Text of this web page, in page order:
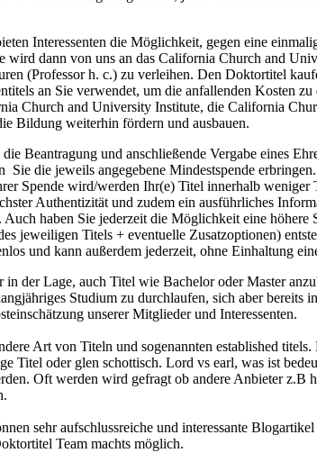
Interessenten die Möglichkeit, gegen eine
dann von uns an das California Church and
(Professor h. c.) zu verleihen. Den Doktortitel
an Sie verwendet, um die anfallenden Kosten
Church and University Institute, die California
Bildung weiterhin fördern und ausbauen.
Beantragung und anschließende Vergabe eines
die jeweils angegebene Mindestspende
Spende wird/werden Ihr(e) Titel innerhalb weniger
Authentizität und zudem ein ausführliches
haben Sie jederzeit die Möglichkeit eine
jeweiligen Titels + eventuelle Zusatzoptionen)
und kann außerdem jederzeit, ohne Einhaltung
Lage, auch Titel wie Bachelor oder Master
Studium zu durchlaufen, sich aber bereits
unserer Mitglieder und Interessenten.
Art von Titeln und sogenannten established
oder glen schottisch. Lord vs earl, was ist
Oft werden wird gefragt ob andere Anbieter z.B
sehr aufschlussreiche und interessante
Team machts möglich.